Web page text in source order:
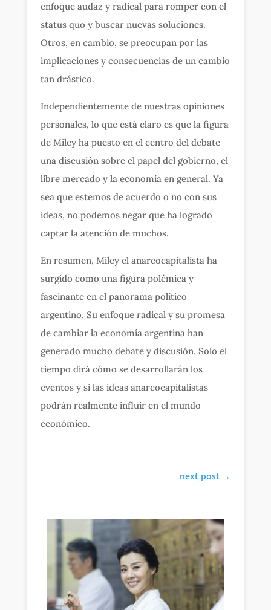
enfoque audaz y radical para romper con el
status quo y buscar nuevas soluciones.
Otros, en cambio, se preocupan por las
implicaciones y consecuencias de un cambio
tan drástico.
Independientemente de nuestras opiniones
personales, lo que está claro es que la figura
de Miley ha puesto en el centro del debate
una discusión sobre el papel del gobierno, el
libre mercado y la economía en general. Ya
sea que estemos de acuerdo o no con sus
ideas, no podemos negar que ha logrado
captar la atención de muchos.
En resumen, Miley el anarcocapitalista ha
surgido como una figura polémica y
fascinante en el panorama político
argentino. Su enfoque radical y su promesa
de cambiar la economía argentina han
generado mucho debate y discusión. Solo el
tiempo dirá cómo se desarrollarán los
eventos y si las ideas anarcocapitalistas
podrán realmente influir en el mundo
económico.
next post →